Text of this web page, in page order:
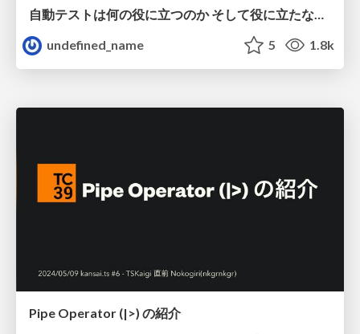
自動テストは何の役に立つのか そして役に立たないのか
undefined_name
5 1.8k
Pipe Operator (|>) の紹介